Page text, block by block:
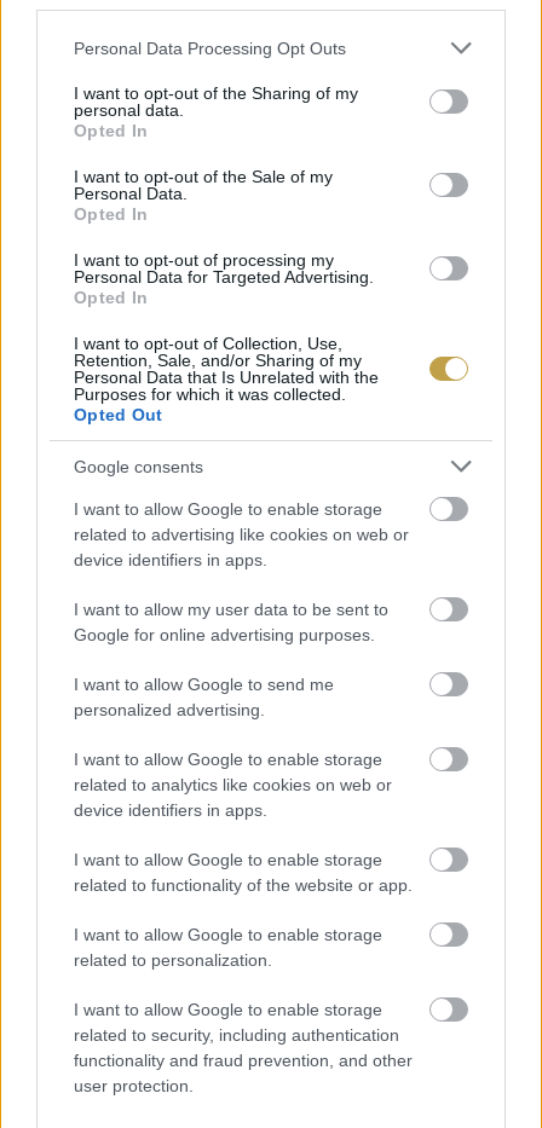
Please note that this website/app uses one or more Google
not limited to your visit or usage behaviour. You may click to
grant or deny consent to Google and its third-party tags to
use your data for below specified purposes in below Google
consent section.
Personal Data Processing Opt Outs
I want to opt-out of the Sharing of my
personal data.
Opted In
I want to opt-out of the Sale of my
Personal Data.
Opted In
I want to opt-out of processing my
Personal Data for Targeted Advertising.
Opted In
I want to opt-out of Collection, Use,
Retention, Sale, and/or Sharing of my
Personal Data that Is Unrelated with the
Purposes for which it was collected.
Opted Out
Google consents
I want to allow Google to enable storage
related to advertising like cookies on web or
device identifiers in apps.
I want to allow my user data to be sent to
Google for online advertising purposes.
I want to allow Google to send me
personalized advertising.
I want to allow Google to enable storage
related to analytics like cookies on web or
device identifiers in apps.
I want to allow Google to enable storage
related to functionality of the website or app.
I want to allow Google to enable storage
related to personalization.
I want to allow Google to enable storage
related to security, including authentication
functionality and fraud prevention, and other
user protection.
hűtőszekrény hatékony kihasználásáról vagy a
maradékok kreatív felhasználásáról.
A felelős magatartás azért is fontos, mert az EU
hulladék-keretirányelvének idei módosítása
alapján 30%-kal kell mérsékelni a
háztartásokban keletkező élelmiszerhulladékok
mennyiségét a 2021-2023 közötti időszak
átlagértékéhez képest. Az élelmiszerpazarlás
jelentkezés a 2025-ös felmérésre, amelyhez a
Nébih várja a csatlakozni kívánó háztartásokat.
Az egyhetes mérés során hulladéknaplót kell
vezetni, amelyben pontosan rögzíteni kell az el
nem fogyasztott élelmiszereket és azok sorsát.
Az idei felmérésben kiemelt figyelmet kapnak a
gyermekes családok, mivel a gyermekek sokszor
kiszámíthatatlan étkezése megnehezíti a
tervezést és kihívást jelent az élelmiszerpazarlás
elleni harcban.
Az érdeklődők afelmérés regisztrációs
linkjénmár jelentkezhetnek a 2025-ös felmérésre,
melybe a korábbi résztvevők is
becsatlakozhatnak, akik így össze tudják vetni
eredményeiket a korábbi évek tapasztalataival.